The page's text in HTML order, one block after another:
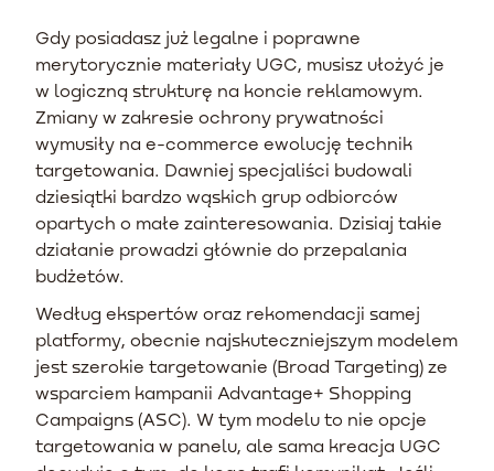
Gdy posiadasz już legalne i poprawne
merytorycznie materiały UGC, musisz ułożyć je
w logiczną strukturę na koncie reklamowym.
Zmiany w zakresie ochrony prywatności
wymusiły na e-commerce ewolucję technik
targetowania. Dawniej specjaliści budowali
dziesiątki bardzo wąskich grup odbiorców
opartych o małe zainteresowania. Dzisiaj takie
działanie prowadzi głównie do przepalania
budżetów.
Według ekspertów oraz rekomendacji samej
platformy, obecnie najskuteczniejszym modelem
jest szerokie targetowanie (Broad Targeting) ze
wsparciem kampanii Advantage+ Shopping
Campaigns (ASC). W tym modelu to nie opcje
targetowania w panelu, ale sama kreacja UGC